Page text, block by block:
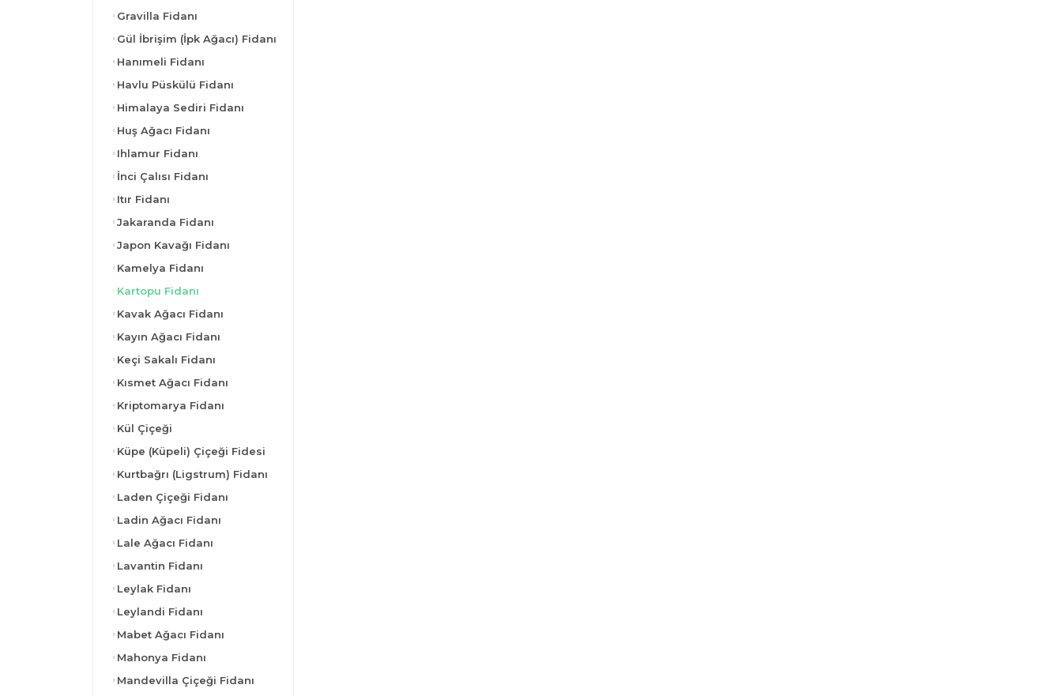
Gravilla Fidanı
Gül İbrişim (İpk Ağacı) Fidanı
Hanımeli Fidanı
Havlu Püskülü Fidanı
Himalaya Sediri Fidanı
Huş Ağacı Fidanı
Ihlamur Fidanı
İnci Çalısı Fidanı
Itır Fidanı
Jakaranda Fidanı
Japon Kavağı Fidanı
Kamelya Fidanı
Kartopu Fidanı
Kavak Ağacı Fidanı
Kayın Ağacı Fidanı
Keçi Sakalı Fidanı
Kısmet Ağacı Fidanı
Kriptomarya Fidanı
Kül Çiçeği
Küpe (Küpeli) Çiçeği Fidesi
Kurtbağrı (Ligstrum) Fidanı
Laden Çiçeği Fidanı
Ladin Ağacı Fidanı
Lale Ağacı Fidanı
Lavantin Fidanı
Leylak Fidanı
Leylandi Fidanı
Mabet Ağacı Fidanı
Mahonya Fidanı
Mandevilla Çiçeği Fidanı